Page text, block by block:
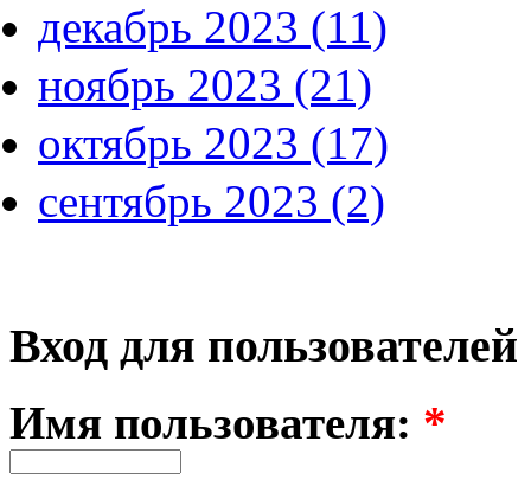
декабрь 2023 (11)
ноябрь 2023 (21)
октябрь 2023 (17)
сентябрь 2023 (2)
Вход для пользователей
Имя пользователя: *